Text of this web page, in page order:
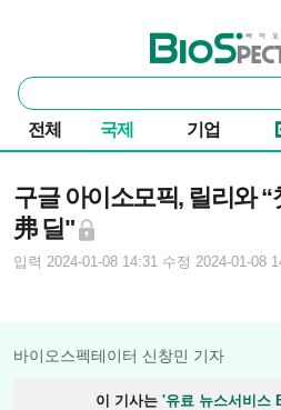
바이오스펙테이터
통
합
검
색
전체 국제 기업
구글 아이소모픽, 릴리와 “
弗 딜"
입력 2024-01-08 14:31 수정 2024-01-08
바이오스펙테이터 신창민 기자
이 기사는 '유료 뉴스서비스